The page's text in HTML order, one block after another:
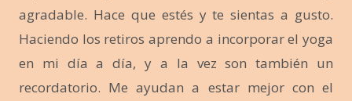
agradable. Hace que estés y te sientas a gusto.
Haciendo los retiros aprendo a incorporar el yoga
en mi día a día, y a la vez son también un
recordatorio. Me ayudan a estar mejor con el